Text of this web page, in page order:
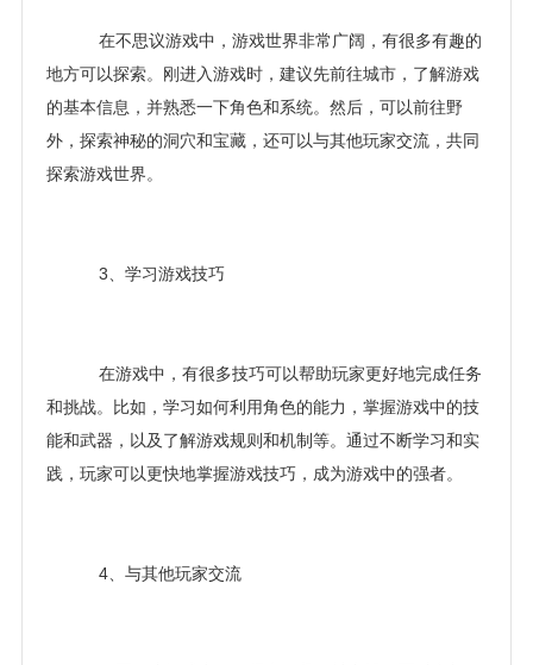
在不思议游戏中，游戏世界非常广阔，有很多有趣的
地方可以探索。刚进入游戏时，建议先前往城市，了解游戏
的基本信息，并熟悉一下角色和系统。然后，可以前往野
外，探索神秘的洞穴和宝藏，还可以与其他玩家交流，共同
探索游戏世界。
3、学习游戏技巧
在游戏中，有很多技巧可以帮助玩家更好地完成任务
和挑战。比如，学习如何利用角色的能力，掌握游戏中的技
能和武器，以及了解游戏规则和机制等。通过不断学习和实
践，玩家可以更快地掌握游戏技巧，成为游戏中的强者。
4、与其他玩家交流